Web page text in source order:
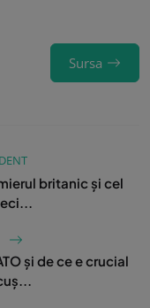
Sursa
britanic și cel
și de ce e crucial